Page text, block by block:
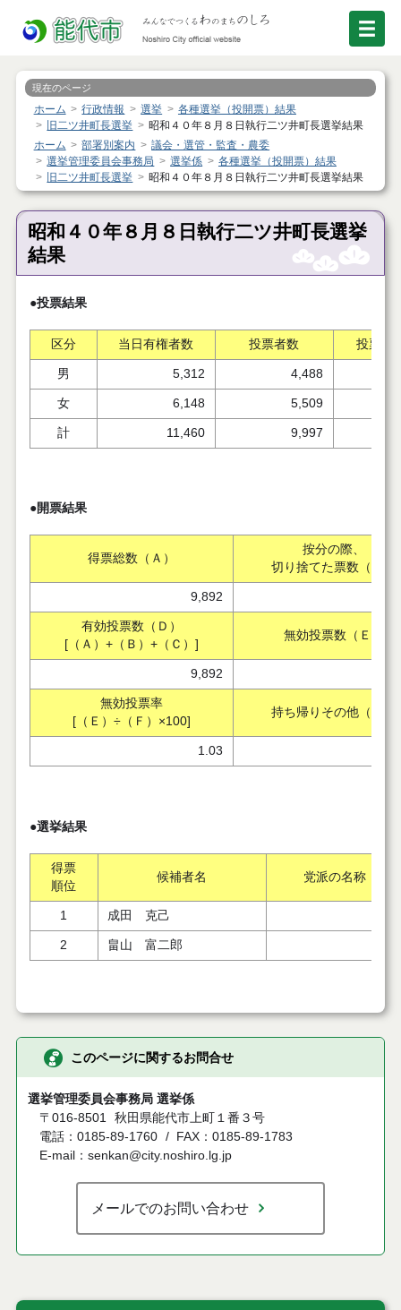
現在のページ
ホーム 行政情報 選挙
各種選挙（投開票）結果
旧二ツ井町長選挙
昭和４０年８月８日執行二ツ井町長選挙結果
ホーム
部署別案内
議会・選管・監査・農委
選挙管理委員会事務局
選挙係
各種選挙（投開票）結果
旧二ツ井町長選挙
昭和４０年８月８日執行二ツ井町長選挙結果
昭和４０年８月８日執行二ツ井町長選挙
結果
●投票結果
区分 当日有権者数 投票者数 投票率
男 5,312 4,488
女 6,148 5,509
計 11,460 9,997
●開票結果
得票総数（Ａ）
按分の際、
切り捨てた票数（Ｂ）
9,892
有効投票数（Ｄ）
[（Ａ）+（Ｂ）+（Ｃ）]
無効投票数（Ｅ）
9,892
無効投票率
[（Ｅ）÷（Ｆ）×100]
持ち帰りその他（Ｇ）
1.03
●選挙結果
得票
順位
候補者名 党派の名称
1 成田 克己
2 畠山 富二郎
このページに関するお問合せ
選挙管理委員会事務局 選挙係
〒016-8501 秋田県能代市上町１番３号
電話：0185-89-1760
FAX：0185-89-1783
E-mail：senkan@city.noshiro.lg.jp
メールでのお問い合わせ